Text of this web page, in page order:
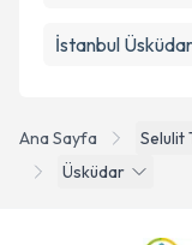
Ana Sayfa Selulit
Üsküdar
İstanbul